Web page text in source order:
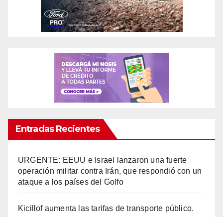
Entradas Recientes
URGENTE: EEUU e Israel lanzaron una fuerte
operación militar contra Irán, que respondió con un
ataque a los países del Golfo
Kicillof aumenta las tarifas de transporte público.